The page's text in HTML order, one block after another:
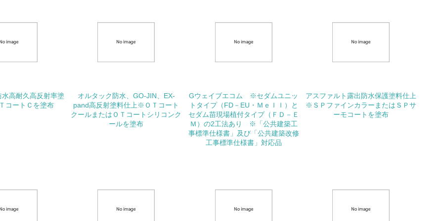
<L1> グリーン購入の取り組み方針を有し、グリーン購入を行っている
<L2> 購入している製品・サービスの量と種類を把握し、具体的な目標や計画を立てている
非該当（包装・物流を必要とする業務を行っていない）
<L1> 環境負荷ができるだけ小さい包装・梱包を行っている
非該当（化学物質を使用していない）
水高耐久高反射率塗
コートＣを塗布
オルタック防水、GO-JIN、EX-
pand高反射塗料仕上※ＯＴコート
クールまたはＯＴコートシリコンク
ールを塗布
Gウェイブエコム ※セダムユニッ
トタイプ（FD－EU・ＭｅＩＩ）と
セダム苗現場植付タイプ（ＦＤ－Ｅ
Ｍ）の2工法あり ※「公共建築工
事標準仕様書」及び「公共建築改修
工事標準仕様書」対応品
アスファルト露出防水保護塗料仕上
※ＳＰファインカラーまたはＳＰサ
ーモコートを塗布